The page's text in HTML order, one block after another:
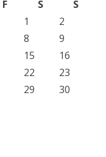
F S
S
1
2
8
9
15
16
22
23
29
30